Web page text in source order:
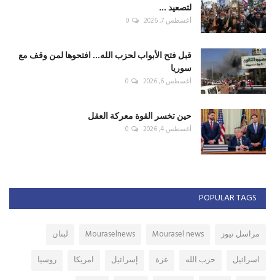
لتصعيد ...
أغسطس 7, 2026 0
قبل فتح الأبواب لحزب الله... افتحوها لمن وقف مع
سوريا
أغسطس 6, 2026 0
حين تخسر القوة معركة العقل
أغسطس 4, 2026 0
POPULAR TAGS
مراسل نيوز Mourasel news
Mouraselnews
لبنان
اسرائيل
حزب الله غزة إسرائيل امريكا
روسيا